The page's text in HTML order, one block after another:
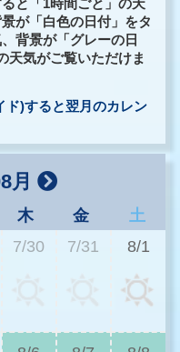
と「1時間ごと」の天
が「白色の日付」をタ
背景が「グレーの日
天気がご覧いただけま
ド)すると翌月のカレン
月
木 金
土
7/30 7/31 8/1